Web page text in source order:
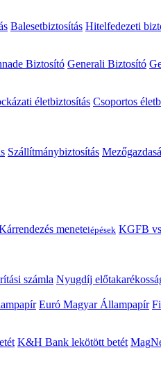
Balesetbiztosítás Hitelfedezeti
Biztosító Generali Biztosító
életbiztosítás Csoportos
Szállítmánybiztosítás
menetelépések KGFB
számla Nyugdíj
Euró Magyar Állampapír
K&H Bank lekötött betét